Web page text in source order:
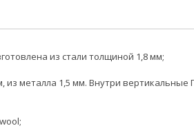
из стали толщиной 1,8 мм;
металла 1,5 мм. Внутри